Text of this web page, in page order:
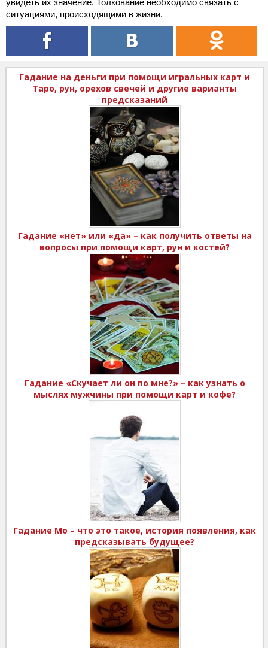
увидеть их значение. Толкование необходимо связать с
ситуациями, происходящими в жизни.
Гадание на деньги при помощи игральных карт и
Таро, рун, орехов свечей и другие варианты
предсказаний
Гадание «нет» или «да» – как получить ответы на
вопросы при помощи карт, рун и костей?
Гадание «Скучает ли он по мне?» – как узнать о
мыслях мужчины при помощи карт и кофе?
Гадание Мо – что это такое, история появления, как
предсказывать будущее?